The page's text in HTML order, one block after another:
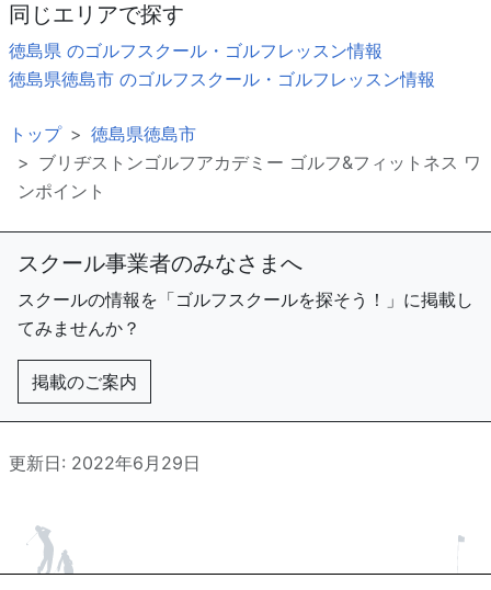
同じエリアで探す
徳島県 のゴルフスクール・ゴルフレッスン情報
徳島県徳島市 のゴルフスクール・ゴルフレッスン情報
トップ
徳島県徳島市
ブリヂストンゴルフアカデミー ゴルフ&フィットネス ワ
ンポイント
スクール事業者のみなさまへ
スクールの情報を「ゴルフスクールを探そう！」に掲載し
てみませんか？
掲載のご案内
更新日: 2022年6月29日